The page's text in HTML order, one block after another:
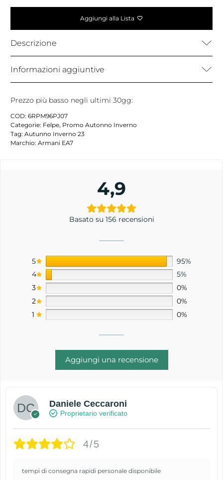
Aggiungi alla Lista
Descrizione
Informazioni aggiuntive
Prezzo più basso negli ultimi 30gg:
COD: 6RPM96PJ07
Categorie: Felpe, Promo Autonno Inverno
Tag: Autunno Inverno 23
Marchio: Armani EA7
4,9
Basato su 156 recensioni
5
95%
4
5%
3
0%
2
0%
1
0%
Aggiungi una recensione
Daniele Ceccaroni
Proprietario verificato
4/5
tempi di consegna rapidi personale disponibile